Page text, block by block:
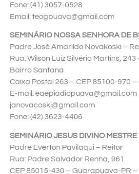
Fone: (41) 3057-0528
Email: teogpuava@gmail.com
SEMINÁRIO NOSSA SENHORA DE
Padre José Amarildo Novakoski –
Rua: Wilson Luiz Silvério Martins,
Bairro Santana
Caixa Postal 263 – CEP 85100-970
E-mail: eaepiadiopuava@gmail.com
janovacoski@gmail.com
Fone: (42) 3623-4406
SEMINÁRIO JESUS DIVINO MESTRE
Padre Everton Pavilaqui – Reitor
Rua: Padre Salvador Renna, 961
CEP 85015-430 – Guarapuava-PR –